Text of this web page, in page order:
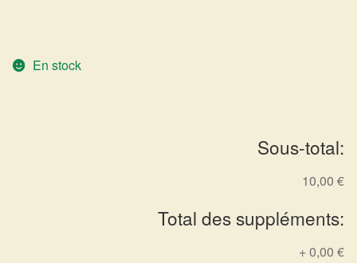
Cadeaux de naissance
Arts Divinatoires : Percez les Mystères de l’Invisible
Protection énergétique : Trouvez votre bouclier
En stock
Sous-total:
10,00 €
Total des suppléments:
+0,00 €